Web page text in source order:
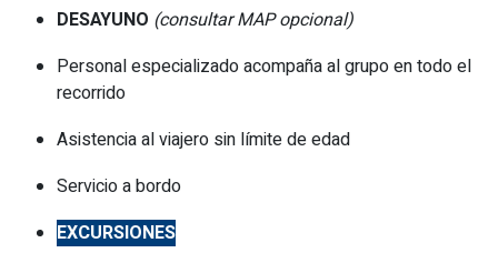
DESAYUNO (consultar MAP opcional)
Personal especializado acompaña al grupo en todo el
recorrido
Asistencia al viajero sin límite de edad
Servicio a bordo
EXCURSIONES